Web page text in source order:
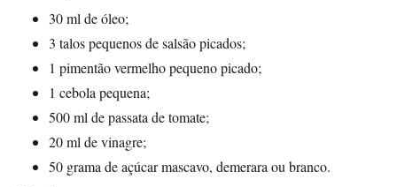
30 ml de óleo;
3 talos pequenos de salsão picados;
1 pimentão vermelho pequeno picado;
1 cebola pequena;
500 ml de passata de tomate;
20 ml de vinagre;
50 grama de açúcar mascavo, demerara ou branco.